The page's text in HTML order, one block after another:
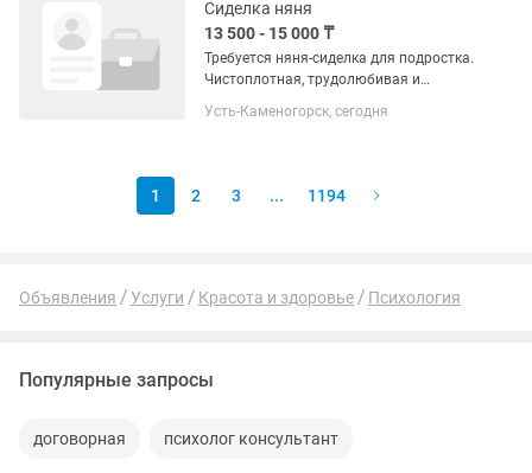
Сиделка няня
13 500 - 15 000 ₸
Требуется няня-сиделка для подростка.
Чистоплотная, трудолюбивая и
подростком ДЦП, не ходит, надо
Усть-Каменогорск, сегодня
1 2 3 ... 1194
Объявления Услуги Красота и здоровье Психология
Популярные запросы
договорная психолог консультант